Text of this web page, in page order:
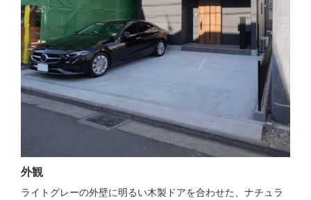
外観
ライトグレーの外壁に明るい木製ドアを合わせた、ナチュラ